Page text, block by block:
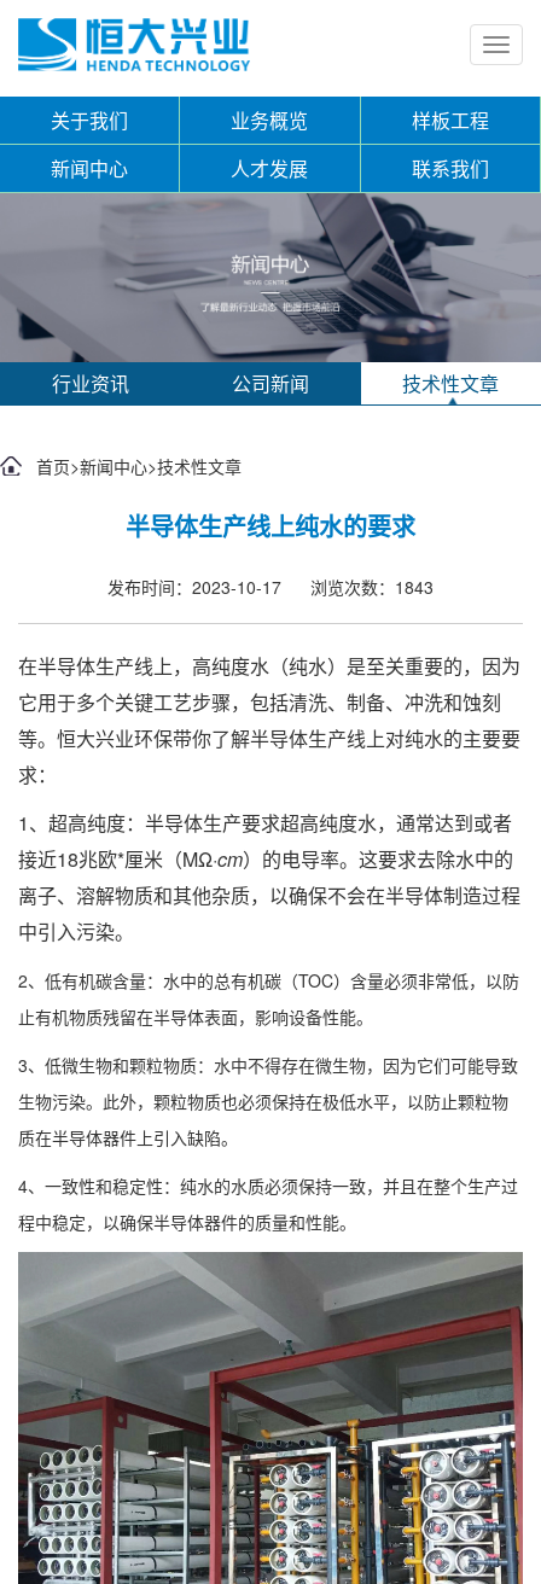
关于我们 业务概览
样板工程
新闻中心
人才发展 联系我们
行业资讯 公司新闻 技术性文章
首页>新闻中心>技术性文章
半导体生产线上纯水的要求
发布时间：2023-10-17 浏览次数：1843
在半导体生产线上， 高纯度水（纯水） 是至关重要的，因为
它用于多个关键工艺步骤，包括清洗、制备、冲洗和蚀刻
等。 恒大兴业环保带你了解半导体生产线上对纯水的主要要
求：
1、超高纯度：半导体生产要求超高纯度水，通常达到或者
接近18兆欧*厘米（MΩ·cm）的电导率。这要求去除水中的
离子、溶解物质和其他杂质，以确保不会在半导体制造过程
中引入污染。
2、低有机碳含量：水中的总有机碳（TOC）含量必须非常低，以防
止有机物质残留在半导体表面，影响设备性能。
3、低微生物和颗粒物质：水中不得存在微生物，因为它们可能导致
生物污染。此外，颗粒物质也必须保持在极低水平，以防止颗粒物
质在半导体器件上引入缺陷。
4、一致性和稳定性： 纯水的水质必须保持一致，并且在整个生产过
程中稳定，以确保半导体器件的质量和性能。